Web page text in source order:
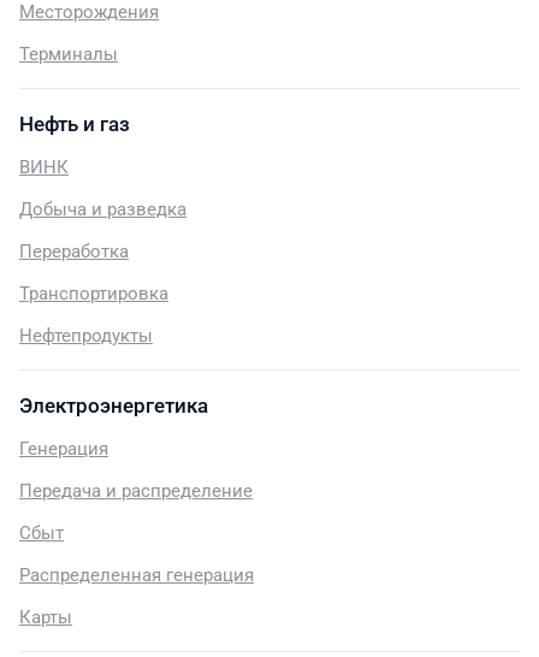
Месторождения
Терминалы
Нефть и газ
ВИНК
Добыча и разведка
Переработка
Транспортировка
Нефтепродукты
Электроэнергетика
Генерация
Передача и распределение
Сбыт
Распределенная генерация
Карты